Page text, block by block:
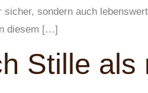
sondern auch
diesem […]
Stille als